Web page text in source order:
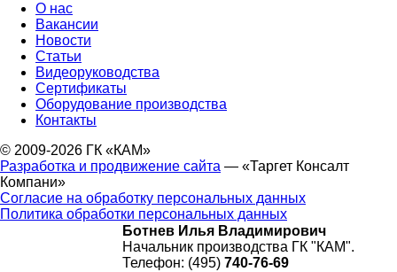
О нас
Вакансии
Новости
Статьи
Видеоруководства
Сертификаты
Оборудование производства
Контакты
© 2009-2026 ГК «КАМ»
Разработка и продвижение сайта — «Таргет Консалт
Компани»
Согласие на обработку персональных данных
Политика обработки персональных данных
Ботнев Илья Владимирович
Начальник производства ГК "КАМ".
Телефон: (495) 740-76-69